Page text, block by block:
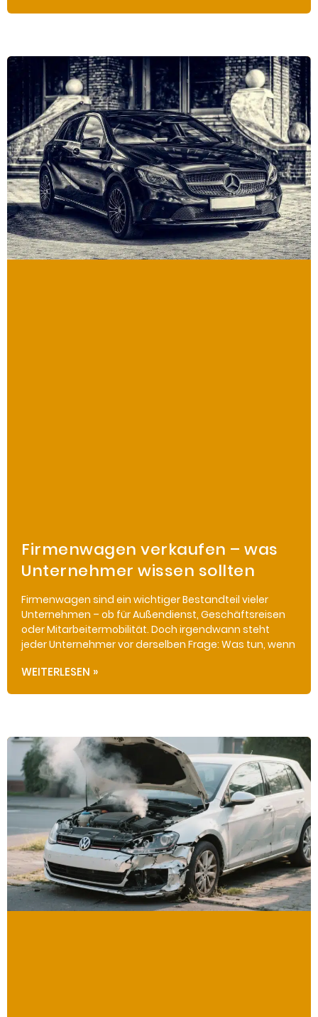
Firmenwagen verkaufen – was
Unternehmer wissen sollten
Firmenwagen sind ein wichtiger Bestandteil vieler
Unternehmen – ob für Außendienst, Geschäftsreisen
oder Mitarbeitermobilität. Doch irgendwann steht
jeder Unternehmer vor derselben Frage: Was tun, wenn
WEITERLESEN »